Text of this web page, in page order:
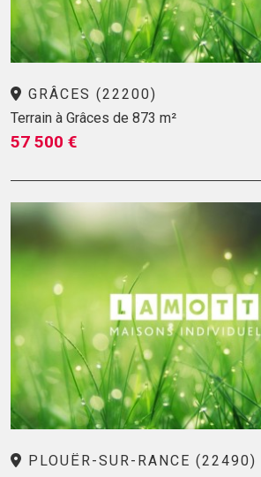
GRÂCES (22200)
Terrain à Grâces de 873 m²
57 500 €
PLOUËR-SUR-RANCE (22490)